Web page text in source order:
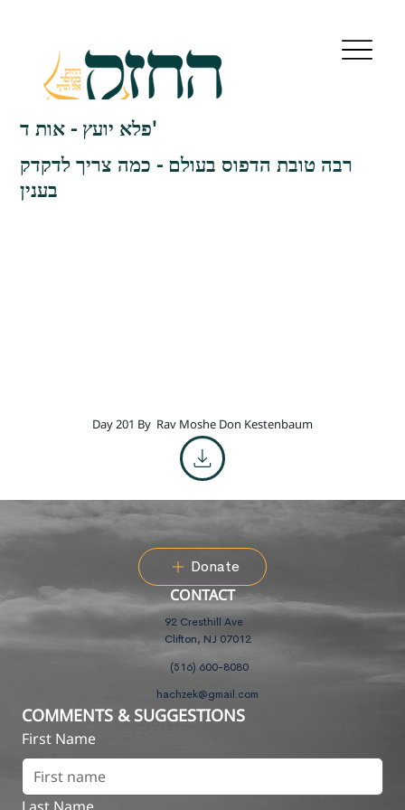
פלא יועץ - אות ד'
רבה טובת הדפוס בעולם - כמה צריך לדקדק
בענין
Day 201 By Rav Moshe Don Kestenbaum
Donate
CONTACT
92 Cresthill Ave
Clifton, NJ 07012
(516) 600-8080
hachzek@gmail.com
COMMENTS & SUGGESTIONS
First Name